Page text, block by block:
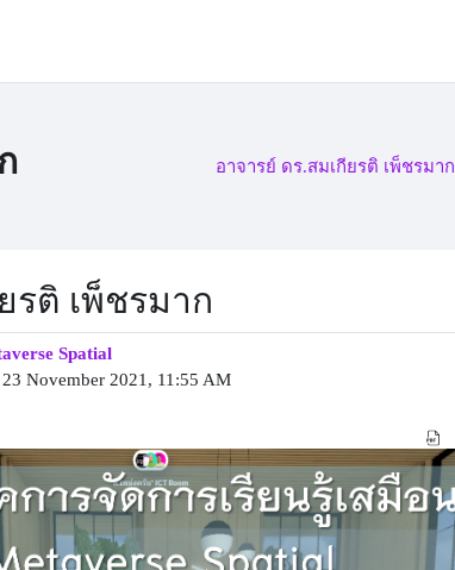
อาจารย์ ดร.สมเกียรติ เพ็ชรมาก
รติ เพ็ชรมาก
Spatial
23 November 2021, 11:55 AM